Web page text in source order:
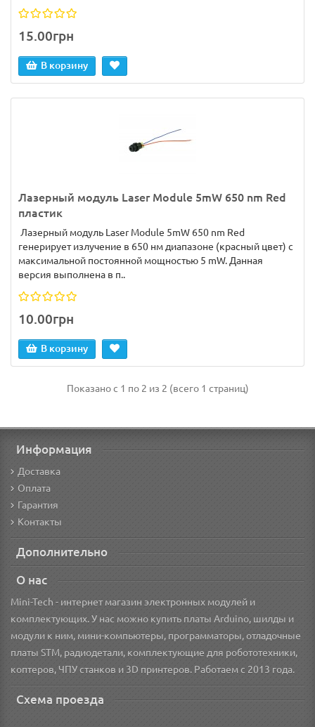
15.00грн
В корзину
Лазерный модуль Laser Module 5mW 650 nm Red
пластик
Лазерный модуль Laser Module 5mW 650 nm Red
генерирует излучение в 650 нм диапазоне (красный цвет) с
максимальной постоянной мощностью 5 mW. Данная
версия выполнена в п..
10.00грн
В корзину
Показано с 1 по 2 из 2 (всего 1 страниц)
Информация
Доставка
Оплата
Гарантия
Контакты
Дополнительно
О нас
Mini-Tech - интернет магазин электронных модулей и
комплектующих. У нас можно купить платы Arduino, шилды и
модули к ним, мини-компьютеры, программаторы, отладочные
платы STM, радиодетали, комплектующие для робототехники,
коптеров, ЧПУ станков и 3D принтеров. Работаем с 2013 года.
Схема проезда